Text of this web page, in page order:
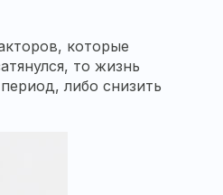
которые
то жизнь
либо снизить